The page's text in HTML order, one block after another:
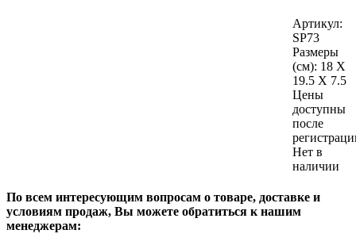
Артикул:
SP73
Размеры
(см): 18 X
19.5 X 7.5
Цены
доступны
после
Нет в
наличии
По всем интересующим вопросам о товаре, доставке и
условиям продаж, Вы можете обратиться к нашим
менеджерам: